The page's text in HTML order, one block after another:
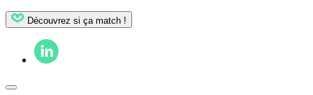
Découvrez si ça match !